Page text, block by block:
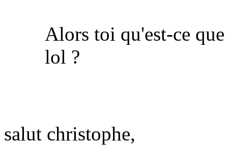
Alors toi qu'est-ce
lol ?
salut christophe,